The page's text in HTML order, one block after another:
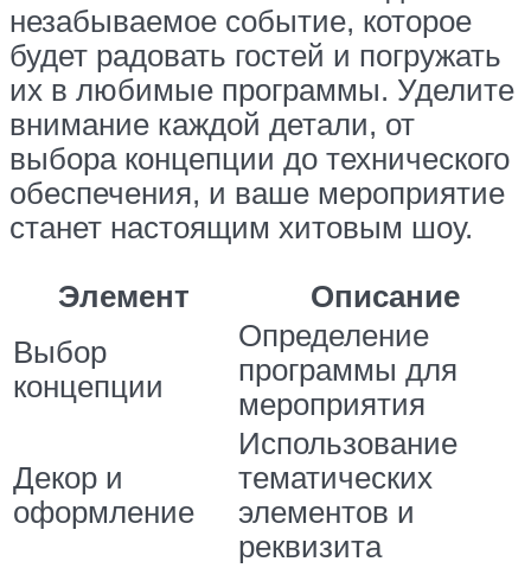
незабываемое событие, которое
будет радовать гостей и погружать
их в любимые программы. Уделите
внимание каждой детали, от
выбора концепции до технического
обеспечения, и ваше мероприятие
станет настоящим хитовым шоу.
Элемент
Описание
Выбор
концепции
Определение
программы для
мероприятия
Декор и
оформление
Использование
тематических
элементов и
реквизита